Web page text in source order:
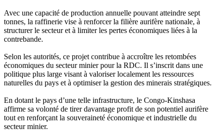
Avec une capacité de production annuelle pouvant atteindre sept
tonnes, la raffinerie vise à renforcer la filière aurifère nationale, à
structurer le secteur et à limiter les pertes économiques liées à la
contrebande.
Selon les autorités, ce projet contribue à accroître les retombées
économiques du secteur minier pour la RDC. Il s’inscrit dans une
politique plus large visant à valoriser localement les ressources
naturelles du pays et à optimiser la gestion des minerais stratégiques.
En dotant le pays d’une telle infrastructure, le Congo-Kinshasa
affirme sa volonté de tirer davantage profit de son potentiel aurifère
tout en renforçant la souveraineté économique et industrielle du
secteur minier.